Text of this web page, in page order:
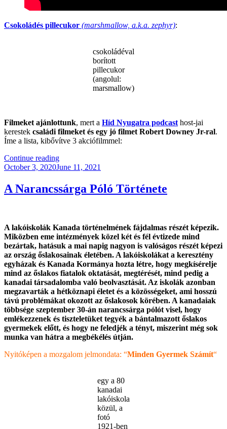
Csokoládés pillecukor (marshmallow, a.k.a. zephyr):
csokoládéval
borított
pillecukor
(angolul:
marsmallow)
Filmeket ajánlottunk, mert a Híd Nyugatra podcast host-jai
kerestek családi filmeket és egy jó filmet Robert Downey Jr-ral.
Íme a lista, kibővítve 3 akciófilmmel:
Continue reading“KB041
–
Migráncsok”
Posted
October 3, 2020June 11, 2021
A Narancssárga Póló Története
A lakóiskolák Kanada történelmének fájdalmas részét képezik.
Miközben eme intézmények közel két és fél évtizede mind
bezártak, hatásuk a mai napig nagyon is valóságos részét képezi
az ország őslakosainak életében. A lakóiskolákat a keresztény
egyházak és Kanada Kormánya hozta létre, hogy megkísérelje
mind az őslakos fiatalok oktatását, megtérését, mind pedig a
kanadai társadalomba való beolvasztását. Az iskolák azonban
megzavarták a hétköznapi életet és a közösségeket, ami hosszú
távú problémákat okozott az őslakosok körében. A kanadaiak
többsége szeptember 30-án narancssárga pólót visel, hogy
emlékezzenek és tiszteletüket tegyék a bántalmazott őslakos
gyermekek előtt, és hogy ne feledjék a tényt, miszerint még sok
munka van hátra a megbékélés útján.
Nyitóképen a mozgalom jelmondata: “Minden Gyermek Számít“
egy a 80
kanadai
lakóiskola
közül, a
fotó
1921-ben